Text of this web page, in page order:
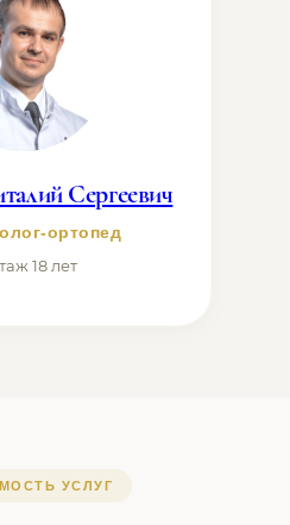
Сергеевич
ортопед
18 лет
УСЛУГ